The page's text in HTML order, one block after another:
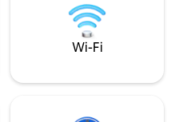
não
de
melhores
dos
queen e um
casais ou
do paraíso hoje e
luxo da ilha de
Wi-Fi